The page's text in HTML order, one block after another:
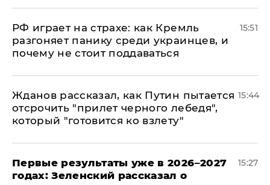
РФ играет на страхе: как Кремль
разгоняет панику среди украинцев, и
почему не стоит поддаваться
15:51
Жданов рассказал, как Путин пытается
отсрочить "прилет черного лебедя",
который "готовится ко взлету"
15:44
Первые результаты уже в 2026–2027
годах: Зеленский рассказал о
15:27